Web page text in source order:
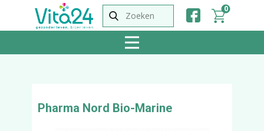
0
Pharma Nord Bio-Marine